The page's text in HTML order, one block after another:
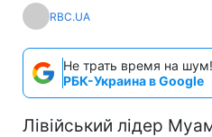
RBC.UA
Не трать время на
РБК-Украина в Google
Лівійський лідер